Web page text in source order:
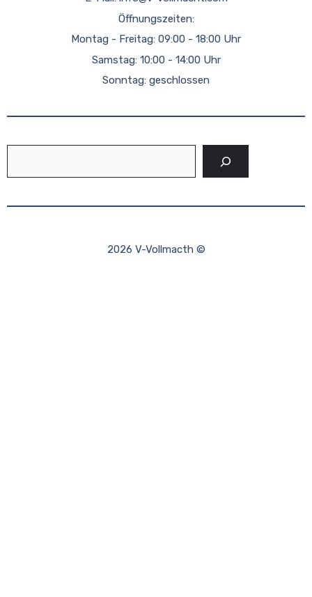
Öffnungszeiten:
Montag - Freitag: 09:00 - 18:00 Uhr
Samstag: 10:00 - 14:00 Uhr
Sonntag: geschlossen
2026 V-Vollmacth ©